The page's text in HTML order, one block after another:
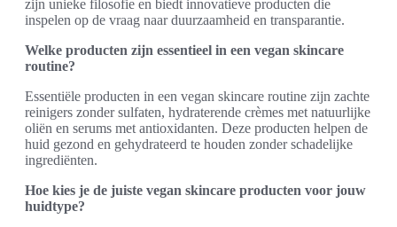
zijn unieke filosofie en biedt innovatieve producten die
inspelen op de vraag naar duurzaamheid en transparantie.
Welke producten zijn essentieel in een vegan skincare
routine?
Essentiële producten in een vegan skincare routine zijn zachte
reinigers zonder sulfaten, hydraterende crèmes met natuurlijke
oliën en serums met antioxidanten. Deze producten helpen de
huid gezond en gehydrateerd te houden zonder schadelijke
ingrediënten.
Hoe kies je de juiste vegan skincare producten voor jouw
huidtype?